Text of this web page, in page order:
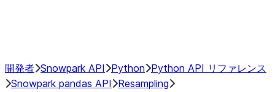
開発者 Snowpark API Python Python API リファレンス
Snowpark pandas API
Resampling